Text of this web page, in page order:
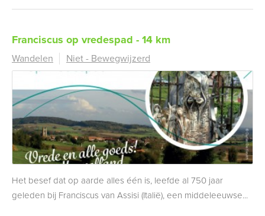
Franciscus op vredespad - 14 km
Wandelen Niet - Bewegwijzerd
Het besef dat op aarde alles één is, leefde al 750 jaar
geleden bij Franciscus van Assisi (Italië), een middeleeuwse...